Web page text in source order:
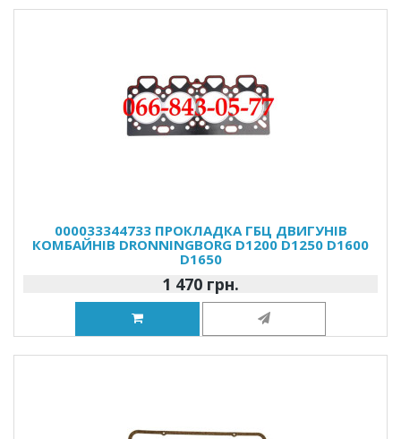
000033344733 ПРОКЛАДКА ГБЦ ДВИГУНІВ
КОМБАЙНІВ DRONNINGBORG D1200 D1250 D1600
D1650
1 470 грн.